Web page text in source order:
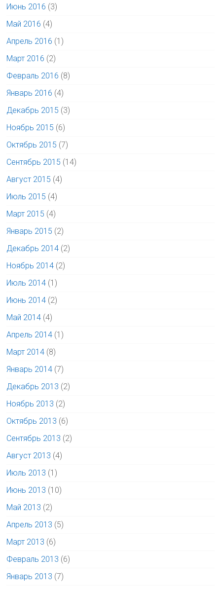
Июнь 2016 (3)
Май 2016 (4)
Апрель 2016 (1)
Март 2016 (2)
Февраль 2016 (8)
Январь 2016 (4)
Декабрь 2015 (3)
Ноябрь 2015 (6)
Октябрь 2015 (7)
Сентябрь 2015 (14)
Август 2015 (4)
Июль 2015 (4)
Март 2015 (4)
Январь 2015 (2)
Декабрь 2014 (2)
Ноябрь 2014 (2)
Июль 2014 (1)
Июнь 2014 (2)
Май 2014 (4)
Апрель 2014 (1)
Март 2014 (8)
Январь 2014 (7)
Декабрь 2013 (2)
Ноябрь 2013 (2)
Октябрь 2013 (6)
Сентябрь 2013 (2)
Август 2013 (4)
Июль 2013 (1)
Июнь 2013 (10)
Май 2013 (2)
Апрель 2013 (5)
Март 2013 (6)
Февраль 2013 (6)
Январь 2013 (7)